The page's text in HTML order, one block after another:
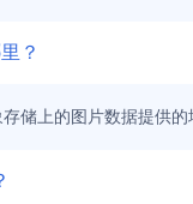
？
储上的图片数据提供